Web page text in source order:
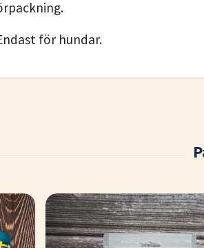
för hundar.